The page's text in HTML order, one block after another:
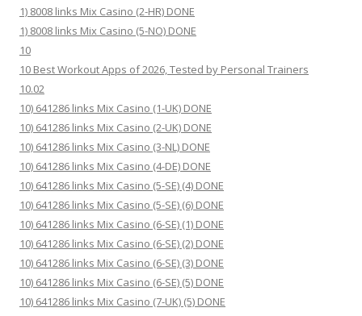
1) 8008 links Mix Casino (2-HR) DONE
1) 8008 links Mix Casino (5-NO) DONE
10
10 Best Workout Apps of 2026, Tested by Personal Trainers
10.02
10) 641286 links Mix Casino (1-UK) DONE
10) 641286 links Mix Casino (2-UK) DONE
10) 641286 links Mix Casino (3-NL) DONE
10) 641286 links Mix Casino (4-DE) DONE
10) 641286 links Mix Casino (5-SE) (4) DONE
10) 641286 links Mix Casino (5-SE) (6) DONE
10) 641286 links Mix Casino (6-SE) (1) DONE
10) 641286 links Mix Casino (6-SE) (2) DONE
10) 641286 links Mix Casino (6-SE) (3) DONE
10) 641286 links Mix Casino (6-SE) (5) DONE
10) 641286 links Mix Casino (7-UK) (5) DONE